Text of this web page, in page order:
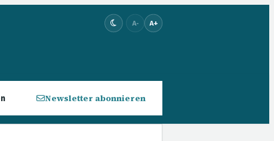
A- A+
Newsletter abonnieren